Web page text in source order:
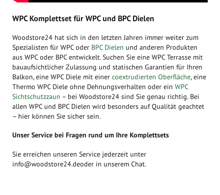
WPC Komplettset für WPC und BPC Dielen
Woodstore24 hat sich in den letzten Jahren immer weiter zum
Spezialisten für WPC oder BPC Dielen und anderen Produkten
aus WPC oder BPC entwickelt. Suchen Sie eine WPC Terrasse mit
bauaufsichtlicher Zulassung und statischen Garantien für Ihren
Balkon, eine WPC Diele mit einer coextrudierten Oberfläche, eine
Thermo WPC Diele ohne Dehnungsverhalten oder ein WPC
Sichtschutzzaun – bei Woodstore24 sind Sie genau richtig. Bei
allen WPC und BPC Dielen wird besonders auf Qualität geachtet
– hier können Sie sicher sein.
Unser Service bei Fragen rund um Ihre Komplettsets
Sie erreichen unseren Service jederzeit unter
info@woodstore24.deoder in unserem Chat.